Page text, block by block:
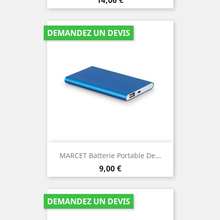
MARCET Batterie Portable De...
Prix
9,00 €
DEMANDEZ UN DEVIS
DEMANDEZ UN DEVIS